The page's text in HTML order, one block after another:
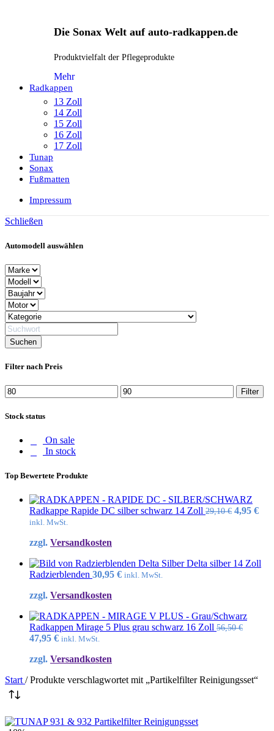
Die Sonax Welt auf auto-radkappen.de
Produktvielfalt der Pflegeprodukte
Mehr
Radkappen
13 Zoll
14 Zoll
15 Zoll
16 Zoll
17 Zoll
Tunap
Sonax
Fußmatten
Impressum
Schließen
Automodell auswählen
Filter nach Preis
Min.
Preis
Max.
Preis
Filter
Stock status
On sale
In stock
Top Bewertete Produkte
Radkappe Rapide DC silber schwarz 14 Zoll 29,10€ 4,95 €
inkl. MwSt.
zzgl. Versandkosten
Delta silber 14 Zoll
Radzierblenden 30,95 € inkl. MwSt.
zzgl. Versandkosten
Radkappen Mirage 5 Plus grau schwarz 16 Zoll 56,50€
Ursprünglicher
war:
47,95 €Aktueller
ist:
inkl. MwSt.
zzgl. Versandkosten
Start / Produkte verschlagwortet mit „Partikelfilter Reinigungsset“